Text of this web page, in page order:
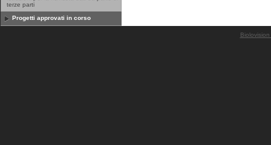
terze parti
Progetti approvati in corso
Biolovision